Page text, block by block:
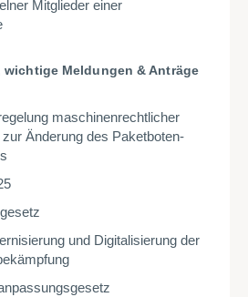
Mitglieder einer
Meldungen & Anträge
maschinenrechtlicher
Änderung des Paketboten-
und Digitalisierung der